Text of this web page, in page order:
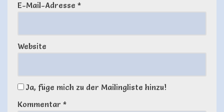
E-Mail-Adresse *
Website
Ja, füge mich zu der Mailingliste hinzu!
Kommentar *